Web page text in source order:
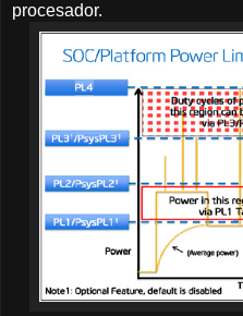
procesador.